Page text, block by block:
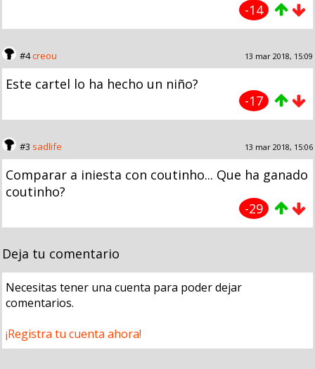
-14
#4creou 13 mar 2018, 15:09
Este cartel lo ha hecho un niño?
-17
#3 sadlife 13 mar 2018, 15:06
Comparar a iniesta con coutinho... Que ha ganado
coutinho?
-29
Deja tu comentario
Necesitas tener una cuenta para poder dejar
comentarios.
¡Registra tu cuenta ahora!